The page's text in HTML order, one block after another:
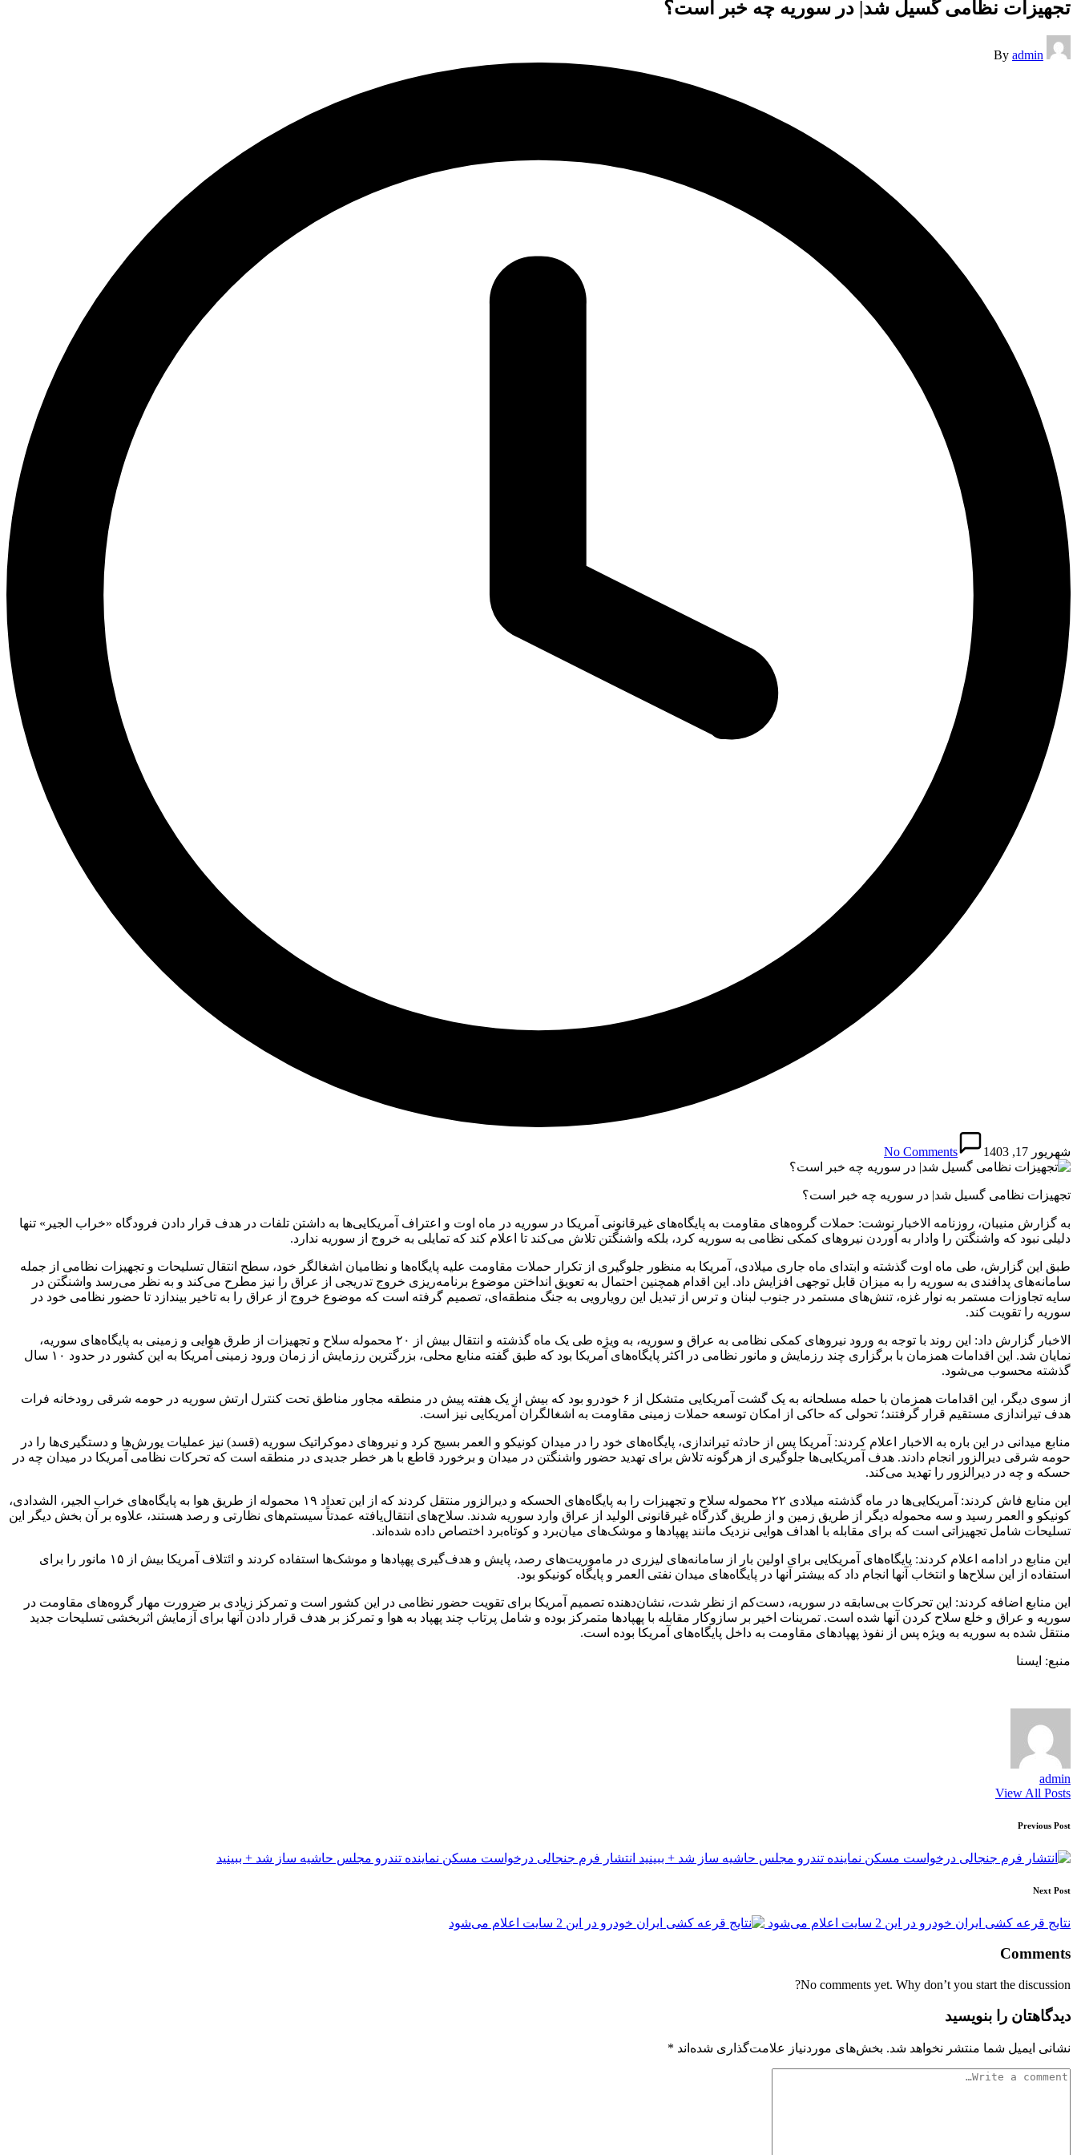
تجهیزات نظامی گسیل شد| در سوریه چه خبر است؟
Posted
by
By admin
شهریور 17, 1403 No Comments
تجهیزات نظامی گسیل شد| در سوریه چه خبر است؟
به گزارش منیبان، روزنامه الاخبار نوشت: حملات گروه‌های مقاومت به پایگاه‌های غیرقانونی آمریکا در سوریه در ماه اوت و اعتراف آمریکایی‌ها به داشتن تلفات در هدف قرار دادن فرودگاه «خراب الجیر» تنها
دلیلی نبود که واشنگتن را وادار به آوردن نیروهای کمکی نظامی به سوریه کرد، بلکه واشنگتن تلاش می‌کند تا اعلام کند که تمایلی به خروج از سوریه ندارد.
طبق این گزارش، طی ماه اوت گذشته و ابتدای ماه جاری میلادی، آمریکا به منظور جلوگیری از تکرار حملات مقاومت علیه پایگاه‌ها و نظامیان اشغالگر خود، سطح انتقال تسلیحات و تجهیزات نظامی از جمله
سامانه‌های پدافندی به سوریه را به میزان قابل توجهی افزایش داد. این اقدام همچنین احتمال به تعویق انداختن موضوع برنامه‌ریزی خروج تدریجی از عراق را نیز مطرح می‌کند و به نظر می‌رسد واشنگتن در
سایه تجاوزات مستمر به نوار غزه، تنش‌های مستمر در جنوب لبنان و ترس از تبدیل این رویارویی به جنگ منطقه‌ای، تصمیم گرفته است که موضوع خروج از عراق را به تاخیر بیندازد تا حضور نظامی خود در
سوریه را تقویت کند.
الاخبار گزارش داد: این روند با توجه به ورود نیروهای کمکی نظامی به عراق و سوریه، به ویژه طی یک ماه گذشته و انتقال بیش از ۲۰ محموله سلاح و تجهیزات از طرق هوایی و زمینی به پایگاه‌های سوریه،
نمایان شد. این اقدامات همزمان با برگزاری چند رزمایش‌ و مانور نظامی در اکثر پایگاه‌های آمریکا بود که طبق گفته منابع محلی، بزرگترین رزمایش از زمان ورود زمینی آمریکا به این کشور در حدود ۱۰ سال
گذشته محسوب می‌شود.
از سوی دیگر، این اقدامات همزمان با حمله مسلحانه به یک گشت آمریکایی متشکل از ۶ خودرو بود که بیش از یک هفته پیش در منطقه مجاور مناطق تحت کنترل ارتش سوریه در حومه شرقی رودخانه فرات
هدف تیراندازی مستقیم قرار گرفتند؛ تحولی که حاکی از امکان توسعه حملات زمینی مقاومت به اشغالگران آمریکایی نیز است.
منابع میدانی در این باره به الاخبار اعلام کردند: آمریکا پس از حادثه تیراندازی، پایگاه‌های خود را در میدان کونیکو و العمر بسیج کرد و نیروهای دموکراتیک سوریه (قسد) نیز عملیات یورش‌ها و دستگیری‌ها را در
حومه شرقی دیرالزور انجام دادند. هدف آمریکایی‌ها جلوگیری از هرگونه تلاش برای تهدید حضور واشنگتن در میدان و برخورد قاطع با هر خطر جدیدی در منطقه است که تحرکات نظامی آمریکا در میدان چه در
حسکه و چه در دیرالزور را تهدید می‌کند.
این منابع فاش کردند: آمریکایی‌ها در ماه گذشته میلادی ۲۲ محموله سلاح و تجهیزات را به پایگاه‌های الحسکه و دیرالزور منتقل کردند که از این تعداد ۱۹ محموله از طریق هوا به پایگاه‌های خراب الجیر، الشدادی،
کونیکو و العمر رسید و سه محموله دیگر از طریق زمین و از طریق گذرگاه غیرقانونی الولید از عراق وارد سوریه شدند. سلاح‌های انتقال‌یافته عمدتاً سیستم‌های نظارتی و رصد هستند، علاوه بر آن بخش دیگر این
تسلیحات شامل تجهیزاتی است که برای مقابله با اهداف هوایی نزدیک مانند پهپادها و موشک‌های میان‌برد و کوتاه‌برد اختصاص داده شده‌اند.
این منابع در ادامه اعلام کردند: پایگاه‌های آمریکایی برای اولین بار از سامانه‌های لیزری در ماموریت‌های رصد، پایش و هدف‌گیری پهپادها و موشک‌ها استفاده کردند و ائتلاف آمریکا بیش از ۱۵ مانور را برای
استفاده از این سلاح‌ها و انتخاب آنها انجام داد که بیشتر آنها در پایگاه‌های میدان نفتی العمر و پایگاه کونیکو بود.
این منابع اضافه کردند: این تحرکات بی‌سابقه در سوریه، دست‌کم از نظر شدت، نشان‌دهنده تصمیم آمریکا برای تقویت حضور نظامی در این کشور است و تمرکز زیادی بر ضرورت مهار گروه‌های مقاومت در
سوریه و عراق و خلع سلاح کردن آنها شده است. تمرینات اخیر بر سازوکار مقابله با پهپادها متمرکز بوده و شامل پرتاب چند پهپاد به هوا و تمرکز بر هدف قرار دادن آنها برای آزمایش اثربخشی تسلیحات جدید
منتقل شده به سوریه به ویژه پس از نفوذ پهپادهای مقاومت به داخل پایگاه‌های آمریکا بوده است.
منبع: ایسنا
admin
View All Posts
Post
navigation
Previous Post
انتشار فرم جنجالی درخواست مسکن نماینده تندرو مجلس حاشیه ساز شد + ببینید
Next Post
نتایج قرعه کشی ایران خودرو در این 2 سایت اعلام می‌شود
Comments
No comments yet. Why don’t you start the discussion?
دیدگاهتان را بنویسید
نشانی ایمیل شما منتشر نخواهد شد. بخش‌های موردنیاز علامت‌گذاری شده‌اند *